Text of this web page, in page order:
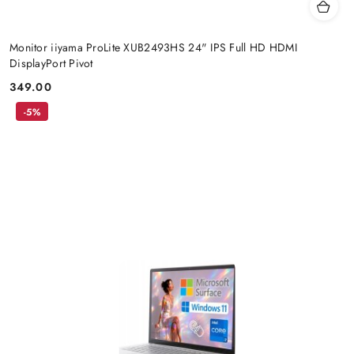
Monitor iiyama ProLite XUB2493HS 24" IPS Full HD HDMI
DisplayPort Pivot
Cena:
349.00
-5%